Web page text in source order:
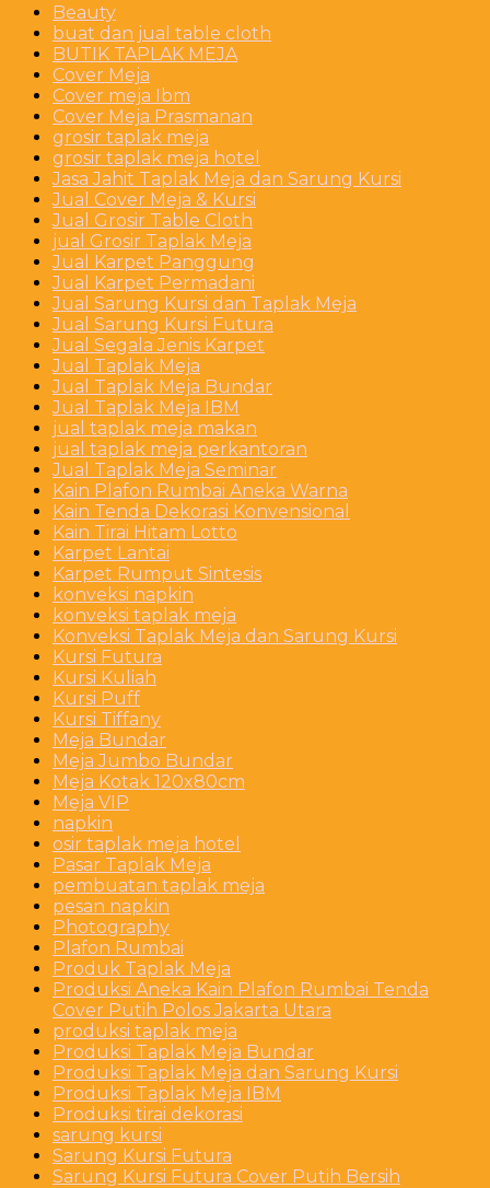
Beauty
buat dan jual table cloth
BUTIK TAPLAK MEJA
Cover Meja
Cover meja Ibm
Cover Meja Prasmanan
grosir taplak meja
grosir taplak meja hotel
Jasa Jahit Taplak Meja dan Sarung Kursi
Jual Cover Meja & Kursi
Jual Grosir Table Cloth
jual Grosir Taplak Meja
Jual Karpet Panggung
Jual Karpet Permadani
Jual Sarung Kursi dan Taplak Meja
Jual Sarung Kursi Futura
Jual Segala Jenis Karpet
Jual Taplak Meja
Jual Taplak Meja Bundar
Jual Taplak Meja IBM
jual taplak meja makan
jual taplak meja perkantoran
Jual Taplak Meja Seminar
Kain Plafon Rumbai Aneka Warna
Kain Tenda Dekorasi Konvensional
Kain Tirai Hitam Lotto
Karpet Lantai
Karpet Rumput Sintesis
konveksi napkin
konveksi taplak meja
Konveksi Taplak Meja dan Sarung Kursi
Kursi Futura
Kursi Kuliah
Kursi Puff
Kursi Tiffany
Meja Bundar
Meja Jumbo Bundar
Meja Kotak 120x80cm
Meja VIP
napkin
osir taplak meja hotel
Pasar Taplak Meja
pembuatan taplak meja
pesan napkin
Photography
Plafon Rumbai
Produk Taplak Meja
Produksi Aneka Kain Plafon Rumbai Tenda
Cover Putih Polos Jakarta Utara
produksi taplak meja
Produksi Taplak Meja Bundar
Produksi Taplak Meja dan Sarung Kursi
Produksi Taplak Meja IBM
Produksi tirai dekorasi
sarung kursi
Sarung Kursi Futura
Sarung Kursi Futura Cover Putih Bersih